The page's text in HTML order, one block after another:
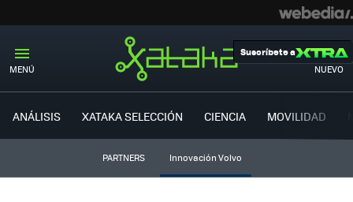
MENÚ NUEVO
Suscríbete a
ANÁLISIS XATAKA SELECCIÓN CIENCIA MOVILIDAD
PARTNERS Innovación Volvo